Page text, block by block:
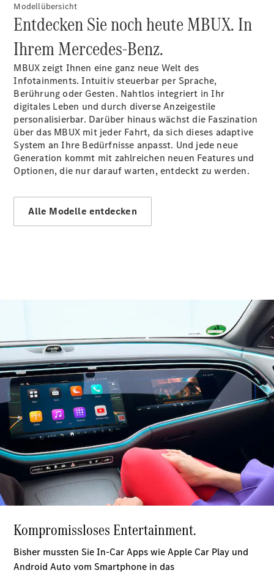
Alle SUVs
EQA
Elektrisch
EQE
SUV
SUV
Elektrisch
Mercedes-
Maybach
EQS SUV
Elektrisch
GLA
GLA
Neu
GLA Neu Elektrisch
GLB Elektrisch
GLB
GLC
GLC Coupé
GLE
GLS SUV
Mercedes-
Maybach
GLS SUV
Neu
G-Klasse
Geländewagen
Elektrisch
G-Klasse
Geländewagen
Konfigurator
Mercedes-
Benz Store
T-Modell
Modellübersicht
Entdecken Sie noch heute MBUX. In
Ihrem Mercedes-Benz.
MBUX zeigt Ihnen eine ganz neue Welt des
Infotainments. Intuitiv steuerbar per Sprache,
Berührung oder Gesten. Nahtlos integriert in Ihr
digitales Leben und durch diverse Anzeigestile
personalisierbar. Darüber hinaus wächst die Faszination
über das MBUX mit jeder Fahrt, da sich dieses adaptive
System an Ihre Bedürfnisse anpasst. Und jede neue
Generation kommt mit zahlreichen neuen Features und
Optionen, die nur darauf warten, entdeckt zu werden.
Alle Modelle entdecken